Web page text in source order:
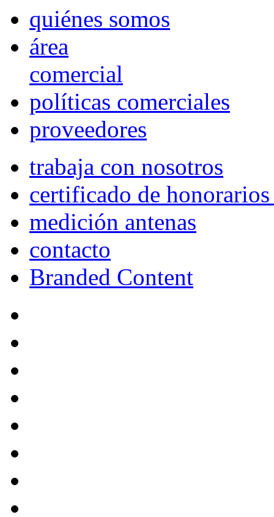
quiénes somos
área
comercial
políticas comerciales
proveedores
trabaja con nosotros
certificado de
medición antenas
contacto
Branded Content